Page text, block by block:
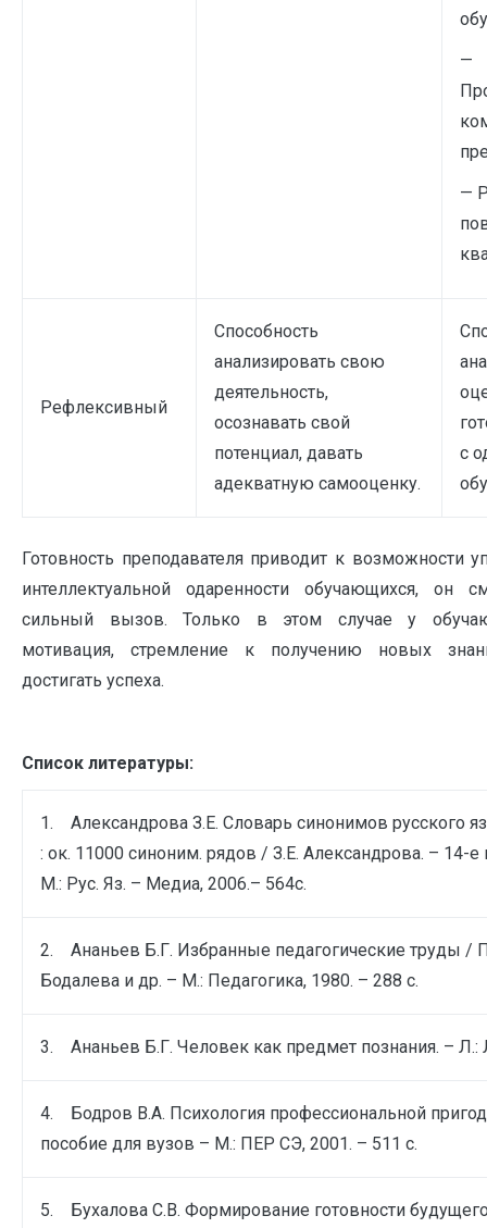
—
—
Рефлексивный
Способность
анализировать свою
деятельность,
осознавать свой
потенциал, давать
адекватную самооценку.
с
Готовность преподавателя приводит к возможности
интеллектуальной одаренности обучающихся, он
сильный вызов. Только в этом случае у
мотивация, стремление к получению новых
достигать успеха.
Список литературы:
1. Александрова З.Е. Словарь синонимов русского
: ок. 11000 синоним. рядов / З.Е. Александрова. – 14-е
М.: Рус. Яз. – Медиа, 2006.– 564с.
2. Ананьев Б.Г. Избранные педагогические труды /
Бодалева и др. – М.: Педагогика, 1980. – 288 с.
3. Ананьев Б.Г. Человек как предмет познания. – Л.:
4. Бодров В.А. Психология профессиональной
пособие для вузов – М.: ПЕР СЭ, 2001. – 511 с.
5. Бухалова С.В. Формирование готовности будущего